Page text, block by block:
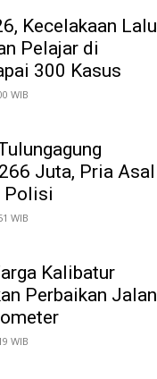
Kecelakaan Lalu
Pelajar di
300 Kasus
WIB
Juta, Pria Asal
Polisi
WIB
Kalibatur
Perbaikan Jalan
WIB